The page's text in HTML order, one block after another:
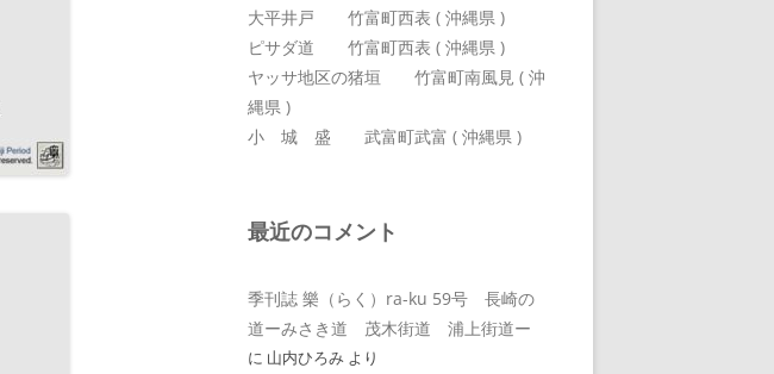
大平井戸 竹富町西表 ( 沖縄県 )
ピサダ道 竹富町西表 ( 沖縄県 )
ヤッサ地区の猪垣 竹富町南風見 ( 沖
縄県 )
小 城 盛 武富町武富 ( 沖縄県 )
最近のコメント
季刊誌 樂（らく）ra-ku 59号 長崎の
道ーみさき道 茂木街道 浦上街道ー
に 山内ひろみ より